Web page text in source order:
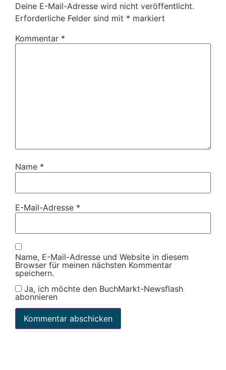
Deine E-Mail-Adresse wird nicht veröffentlicht.
Erforderliche Felder sind mit * markiert
Kommentar *
Name *
E-Mail-Adresse *
Name, E-Mail-Adresse und Website in diesem
Browser für meinen nächsten Kommentar
speichern.
Ja, ich möchte den BuchMarkt-Newsflash
abonnieren